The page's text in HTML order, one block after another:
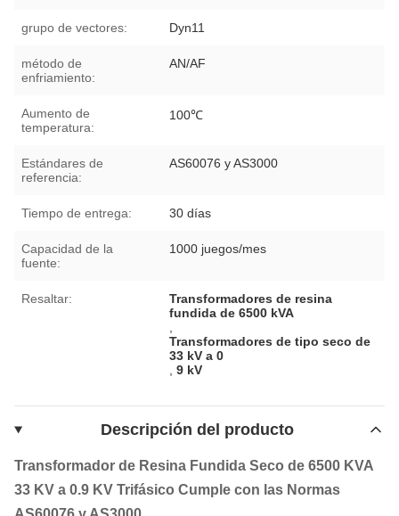
grupo de vectores: Dyn11
método de
enfriamiento:
AN/AF
Aumento de
temperatura:
100℃
Estándares de
referencia:
AS60076 y AS3000
Tiempo de entrega: 30 días
Capacidad de la
fuente:
1000 juegos/mes
Resaltar:
Transformadores de resina
fundida de 6500 kVA
Transformadores de tipo seco de
33 kV a 0
,9 kV
Descripción del producto
Transformador de Resina Fundida Seco de 6500 KVA
33 KV a 0.9 KV Trifásico Cumple con las Normas